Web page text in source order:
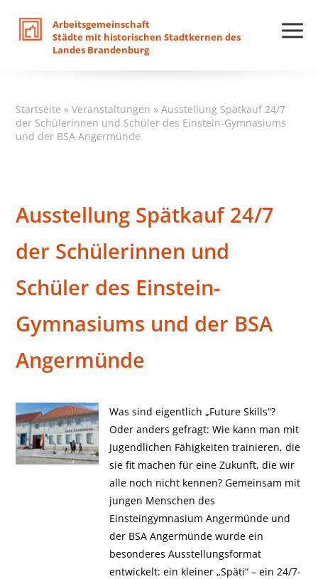
Arbeitsgemeinschaft
Städte mit historischen Stadtkernen des
Landes Brandenburg
Startseite »Veranstaltungen »Ausstellung Spätkauf 24/7
der Schülerinnen und Schüler des Einstein-Gymnasiums
und der BSA Angermünde
Ausstellung Spätkauf 24/7
der Schülerinnen und
Schüler des Einstein-
Gymnasiums und der BSA
Angermünde
Was sind eigentlich „Future Skills“?
Oder anders gefragt: Wie kann man mit
Jugendlichen Fähigkeiten trainieren, die
sie fit machen für eine Zukunft, die wir
alle noch nicht kennen? Gemeinsam mit
jungen Menschen des
Einsteingymnasium Angermünde und
der BSA Angermünde wurde ein
besonderes Ausstellungsformat
entwickelt: ein kleiner „Späti“ – ein 24/7-